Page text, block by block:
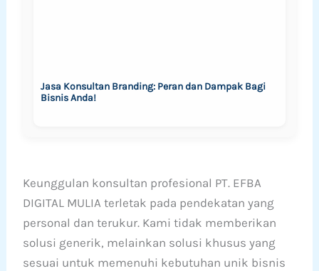
Jasa Konsultan Branding: Peran dan Dampak Bagi
Bisnis Anda!
Keunggulan konsultan profesional PT. EFBA
DIGITAL MULIA terletak pada pendekatan yang
personal dan terukur. Kami tidak memberikan
solusi generik, melainkan solusi khusus yang
sesuai untuk memenuhi kebutuhan unik bisnis